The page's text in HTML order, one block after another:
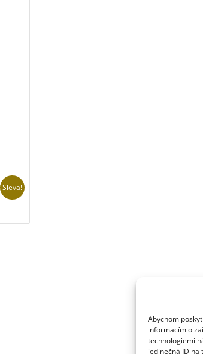
Abychom
informacím o
technologiemi
jedinečná ID na
Sleva!